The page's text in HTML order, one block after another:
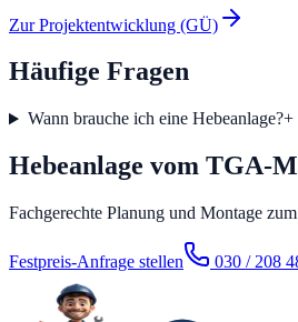
Zur Projektentwicklung (GÜ)
Häufige Fragen
Wann brauche ich eine Hebeanlage?+
Hebeanlage vom TGA-
Fachgerechte Planung und Montage
Festpreis-Anfrage stellen 030 / 208